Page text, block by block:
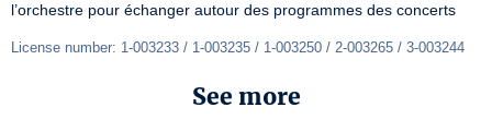
l’orchestre pour échanger autour des programmes des concerts
License number: 1-003233 / 1-003235 / 1-003250 / 2-003265 / 3-003244
See more